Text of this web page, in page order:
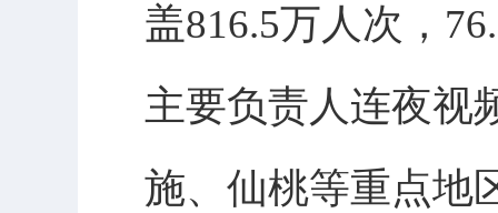
盖816.5万人次，
主要负责人连夜视
施、仙桃等重点地